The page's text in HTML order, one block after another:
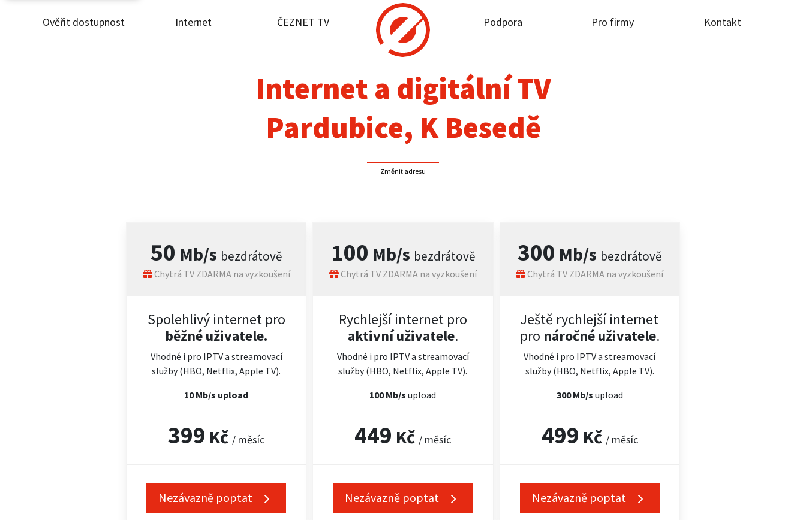
Ověřit dostupnost Internet ČEZNET TV Podpora Pro firmy Kontakt
Internet
Podpora
Internet a digitální TV
Pardubice, K Besedě
Změnit adresu
50 Mb/s bezdrátově
Chytrá TV ZDARMA na vyzkoušení
Spolehlivý internet pro
běžné uživatele.
Vhodné i pro IPTV a streamovací
služby (HBO, Netflix, Apple TV).
10 Mb/s upload
399 Kč / měsíc
Nezávazně poptat
100 Mb/s bezdrátově
Chytrá TV ZDARMA na vyzkoušení
Rychlejší internet pro
aktivní uživatele.
Vhodné i pro IPTV a streamovací
služby (HBO, Netflix, Apple TV).
100 Mb/supload
449 Kč / měsíc
Nezávazně poptat
300 Mb/s bezdrátově
Chytrá TV ZDARMA na vyzkoušení
Ještě rychlejší internet
pro náročné uživatele.
Vhodné i pro IPTV a streamovací
služby (HBO, Netflix, Apple TV).
300 Mb/s upload
499 Kč / měsíc
Nezávazně poptat